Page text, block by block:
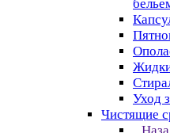
Уход
Чистящие